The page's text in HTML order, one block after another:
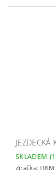
JEZDECKÁ
SKLADEM
Značka: HKM